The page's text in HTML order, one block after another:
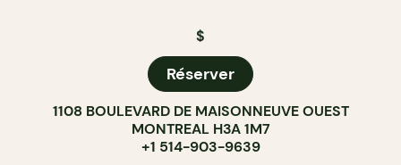
$
Réserver
1108 BOULEVARD DE MAISONNEUVE OUEST
MONTREAL H3A 1M7
+1 514-903-9639